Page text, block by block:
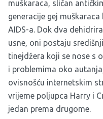
muškaraca, sličan
generacije gej
AIDS-a. Dok dva
usne, oni postaju
tinejdžera koji se nose s
i problemima oko
ovisnošću internetskim
vrijeme poljupca Harry i
jedan prema drugome.